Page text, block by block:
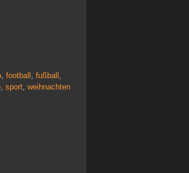
, football , fußball ,
, sport, weihnachten